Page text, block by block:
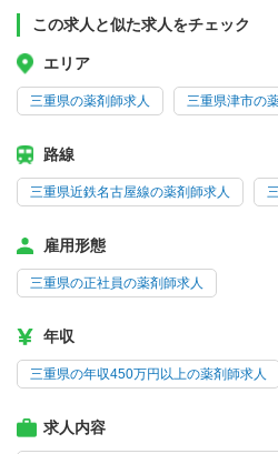
この求人と似た求人をチェック
エリア
三重県の薬剤師求人 三重県津市の
路線
三重県近鉄名古屋線の薬剤師求人
雇用形態
三重県の正社員の薬剤師求人
年収
三重県の年収450万円以上の薬剤師求人
求人内容